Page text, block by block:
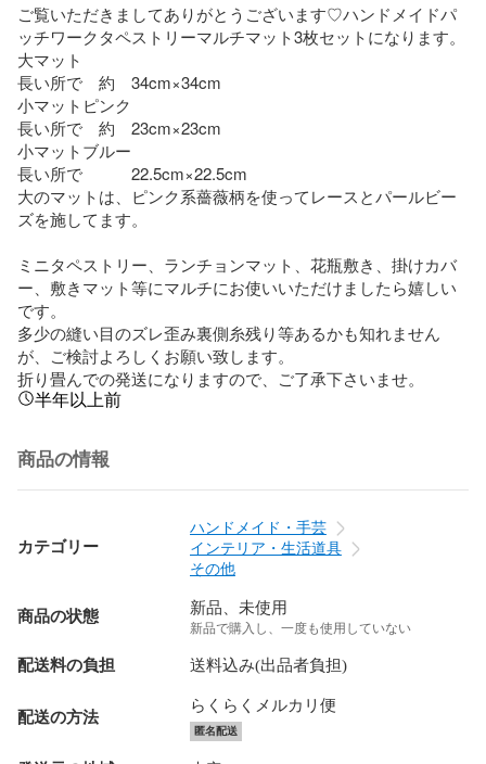
ご覧いただきましてありがとうございます♡ハンドメイドパ
ッチワークタペストリーマルチマット3枚セットになります。
大マット
長い所で　約　34cm×34cm
小マットピンク
長い所で　約　23cm×23cm
小マットブルー
長い所で　　　22.5cm×22.5cm
大のマットは、ピンク系薔薇柄を使ってレースとパールビー
ズを施してます。
ミニタペストリー、ランチョンマット、花瓶敷き、掛けカバ
ー、敷きマット等にマルチにお使いいただけましたら嬉しい
です。
多少の縫い目のズレ歪み裏側糸残り等あるかも知れません
が、ご検討よろしくお願い致します。
折り畳んでの発送になりますので、ご了承下さいませ。
半年以上前
商品の情報
カテゴリー
ハンドメイド・手芸
インテリア・生活道具
その他
商品の状態 新品、未使用
新品で購入し、一度も使用していない
配送料の負担 送料込み(出品者負担)
配送の方法
らくらくメルカリ便
匿名配送